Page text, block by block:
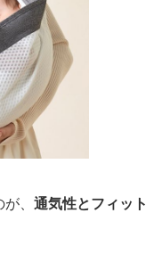
、 通気性とフィット